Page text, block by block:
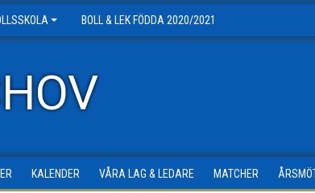
BOLL & LEK FÖDDA 2020/2021
KALENDER VÅRA LAG & LEDARE MATCHER